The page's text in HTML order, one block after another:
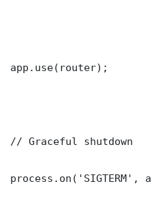
app.use(router);
// Graceful shutdown
process.on('SIGTERM',